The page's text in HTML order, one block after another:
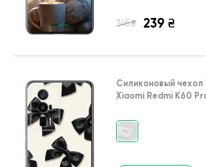
345 ₴ 239 ₴
Силиконовый чехол
Xiaomi Redmi K60